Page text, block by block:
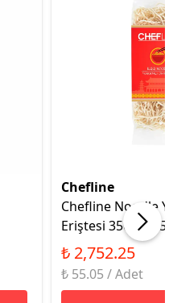
Chefline
Chefline Noodle
Eriştesi 350Gr X
₺ 2,752.25
₺ 55.05 / Adet